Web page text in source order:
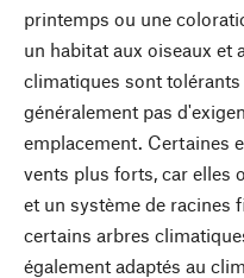
printemps ou une
un habitat aux oiseaux et
climatiques sont
généralement pas
emplacement. Certaines
vents plus forts, car elles
et un système de racines
certains arbres
également adaptés au